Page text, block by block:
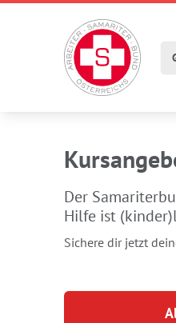
Der
Hilfe ist
Sichere dir jetzt